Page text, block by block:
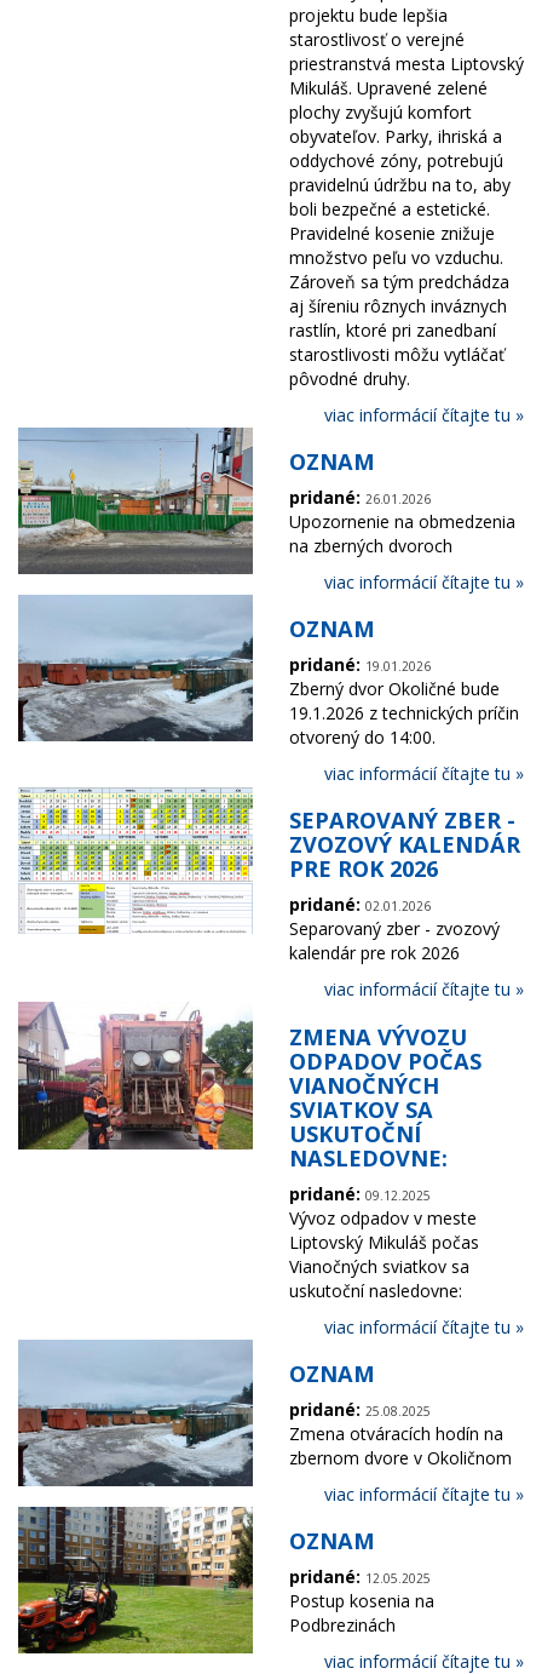
projektu bude lepšia
starostlivosť o verejné
priestranstvá mesta Liptovský
Mikuláš. Upravené zelené
plochy zvyšujú komfort
obyvateľov. Parky, ihriská a
oddychové zóny, potrebujú
pravidelnú údržbu na to, aby
boli bezpečné a estetické.
Pravidelné kosenie znižuje
množstvo peľu vo vzduchu.
Zároveň sa tým predchádza
aj šíreniu rôznych inváznych
rastlín, ktoré pri zanedbaní
starostlivosti môžu vytláčať
pôvodné druhy.
viac informácií čítajte tu »
OZNAM
pridané: 26.01.2026
Upozornenie na obmedzenia
na zberných dvoroch
viac informácií čítajte tu »
OZNAM
pridané: 19.01.2026
Zberný dvor Okoličné bude
19.1.2026 z technických príčin
otvorený do 14:00.
viac informácií čítajte tu »
SEPAROVANÝ ZBER -
ZVOZOVÝ KALENDÁR
PRE ROK 2026
pridané: 02.01.2026
Separovaný zber - zvozový
kalendár pre rok 2026
viac informácií čítajte tu »
ZMENA VÝVOZU
ODPADOV POČAS
VIANOČNÝCH
SVIATKOV SA
USKUTOČNÍ
NASLEDOVNE:
pridané: 09.12.2025
Vývoz odpadov v meste
Liptovský Mikuláš počas
Vianočných sviatkov sa
uskutoční nasledovne:
viac informácií čítajte tu »
OZNAM
pridané: 25.08.2025
Zmena otváracích hodín na
zbernom dvore v Okoličnom
viac informácií čítajte tu »
OZNAM
pridané: 12.05.2025
Postup kosenia na
Podbrezinách
viac informácií čítajte tu »